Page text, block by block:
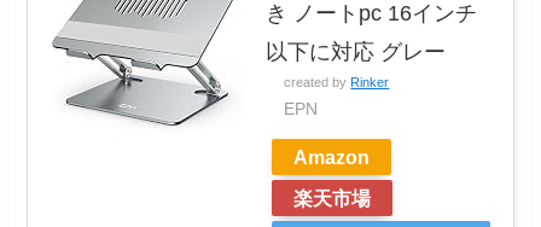
き ノートpc 16インチ
以下に対応 グレー
created by Rinker
EPN
Amazon
楽天市場